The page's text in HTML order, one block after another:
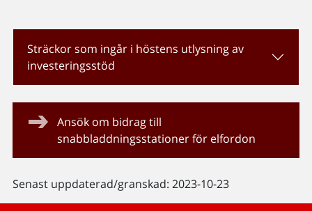
Sträckor som ingår i höstens utlysning av
investeringsstöd
Ansök om bidrag till
snabbladdningsstationer för elfordon
Senast uppdaterad/granskad: 2023-10-23